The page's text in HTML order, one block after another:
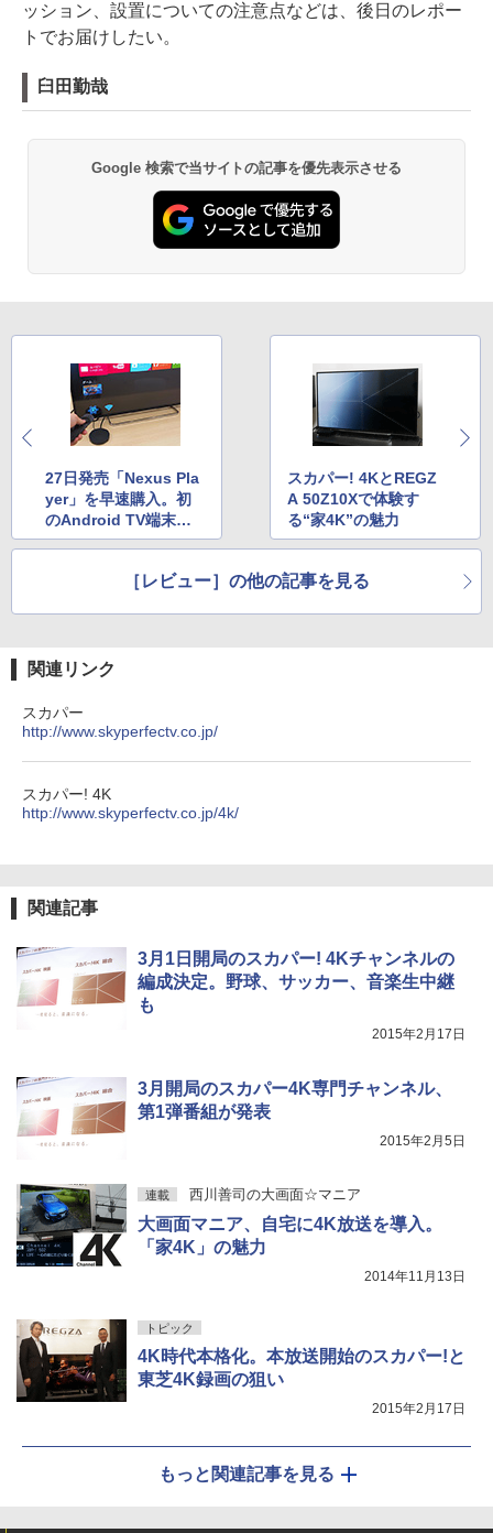
ッション、設置についての注意点などは、後日のレポー
トでお届けしたい。
臼田勤哉
Google 検索で当サイトの記事を優先表示させる
27日発売「Nexus Pla
yer」を早速購入。初
のAndroid TV端末で
できること
スカパー! 4KとREGZ
A 50Z10Xで体験す
る“家4K”の魅力
［レビュー］の他の記事を見る
関連リンク
スカパー
http://www.skyperfectv.co.jp/
スカパー! 4K
http://www.skyperfectv.co.jp/4k/
関連記事
3月1日開局のスカパー! 4Kチャンネルの
編成決定。野球、サッカー、音楽生中継
も
2015年2月17日
3月開局のスカパー4K専門チャンネル、
第1弾番組が発表
2015年2月5日
連載 西川善司の大画面☆マニア
大画面マニア、自宅に4K放送を導入。
「家4K」の魅力
2014年11月13日
トピック
4K時代本格化。本放送開始のスカパー!と
東芝4K録画の狙い
2015年2月17日
もっと関連記事を見る